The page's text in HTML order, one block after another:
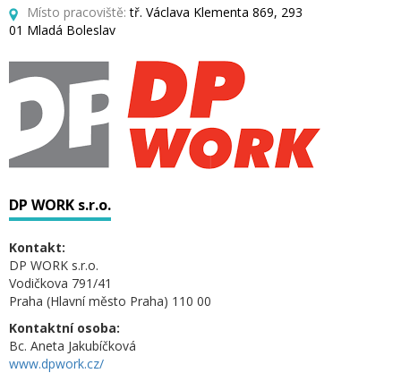
Místo pracoviště: tř. Václava Klementa 869, 293
01 Mladá Boleslav
DP WORK s.r.o.
Kontakt:
DP WORK s.r.o.
Vodičkova 791/41
Praha (Hlavní město Praha) 110 00
Kontaktní osoba:
Bc. Aneta Jakubíčková
www.dpwork.cz/